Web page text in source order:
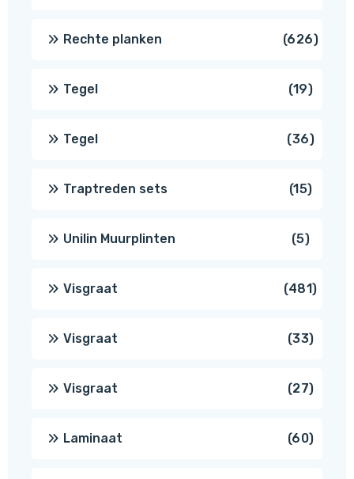
Rechte planken 626626
Tegel 1919
Tegel 3636
Traptreden sets 1515
Unilin Muurplinten 55
Visgraat 481481
Visgraat 3333
Visgraat 2727
Laminaat 6060